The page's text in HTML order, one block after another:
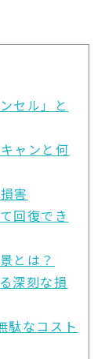
セル」と
ャンと何
害
回復でき
とは？
深刻な損
駄なコスト